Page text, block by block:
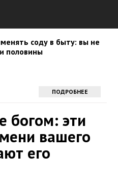
соду в быту: вы не
половины
ПОДРОБНЕЕ
богом: эти
вашего
его